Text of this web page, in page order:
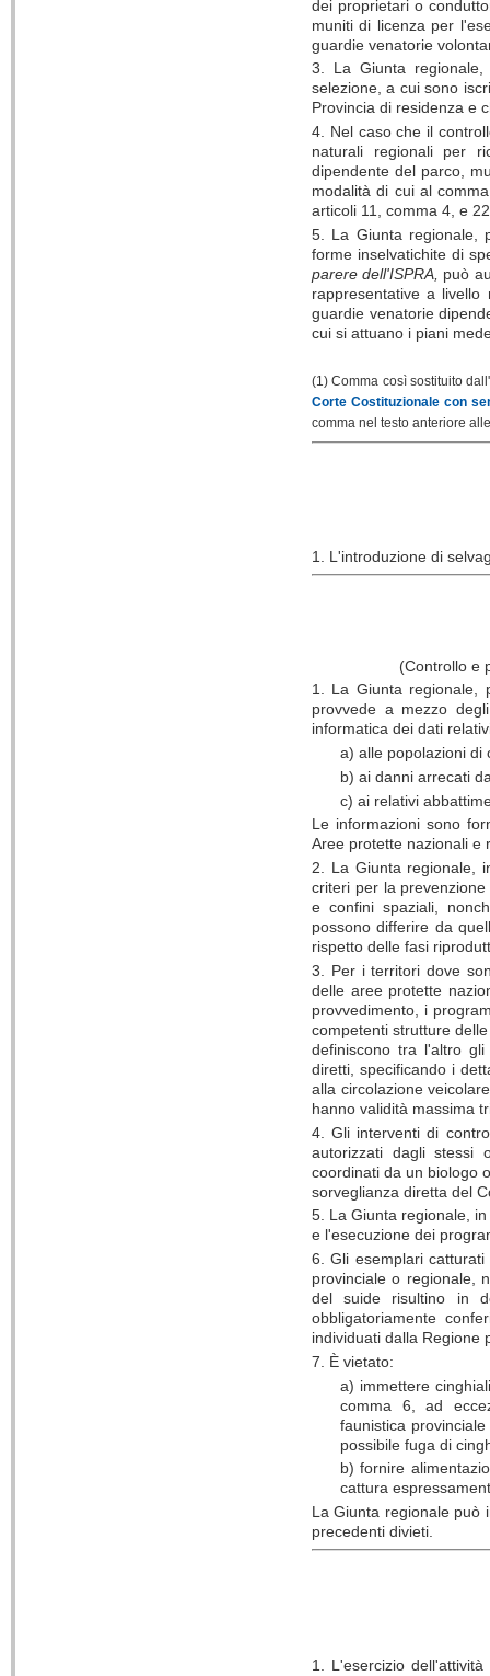
dei proprietari o
muniti di licenza per
guardie venatorie
3. La Giunta
selezione, a cui sono
Provincia di residenza e
4. Nel caso che il
naturali regionali per
dipendente del parco,
modalità di cui al
articoli 11, comma 4, e
5. La Giunta regionale,
forme inselvatichite di
parere dell'ISPRA, può
rappresentative a
guardie venatorie
cui si attuano i piani
(1) Comma così sostituito
Corte Costituzionale con
comma nel testo anteriore
1. L'introduzione di
(Controllo e
1. La Giunta regionale,
provvede a mezzo
informatica dei dati
a) alle popolazioni di
b) ai danni arrecati
c) ai relativi
Le informazioni sono
Aree protette nazionali e
2. La Giunta regionale,
criteri per la
e confini spaziali,
possono differire da
rispetto delle fasi
3. Per i territori dove
delle aree protette
provvedimento, i
competenti strutture
definiscono tra l'altro
diretti, specificando i
alla circolazione
hanno validità massima
4. Gli interventi di
autorizzati dagli stessi
coordinati da un biologo
sorveglianza diretta del
5. La Giunta regionale,
e l'esecuzione dei
6. Gli esemplari
provinciale o regionale,
del suide risultino in
obbligatoriamente
individuati dalla Regione
7. È vietato:
a) immettere
comma 6, ad
faunistica
possibile fuga di
b) fornire
cattura
La Giunta regionale può
precedenti divieti.
1. L'esercizio